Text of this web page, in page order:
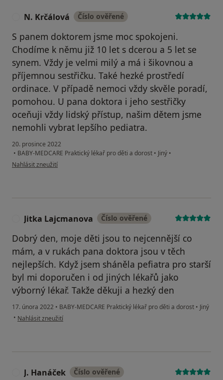
N. Krčálová Číslo ověřené
S panem doktorem jsme moc spokojeni.
Chodíme k němu již 10 let s dcerou a 5 let se
synem. Vždy je velmi milý a má i šikovnou a
příjemnou sestřičku. Také hezké prostředí
ordinace. V případě nemoci vždy skvěle poradí,
pomohou. U pana doktora i jeho sestřičky
oceňuji vždy lidský přístup, našim dětem jsme
nemohli vybrat lepšího pediatra.
20. prosince 2022
• BABY-MEDCARE Praktický lékař pro děti a dorost • Jiný •
podle názoru uživatele N. Krčálová
Nahlásit zneužití
Jitka Lajcmanova Číslo ověřené
Dobrý den, moje děti jsou to nejcennější co
mám, a v rukách pana doktora jsou v těch
nejlepších. Když jsem sháněla pefiatra pro starší
byl mi doporučen i od jiných lékařů jako
výborný lékař. Takže děkuji a hezký den
17. února 2022 • BABY-MEDCARE Praktický lékař pro děti a dorost • Jiný
• podle názoru uživatele Jitka Lajcmanova
Nahlásit zneužití
J. Hanáček Číslo ověřené